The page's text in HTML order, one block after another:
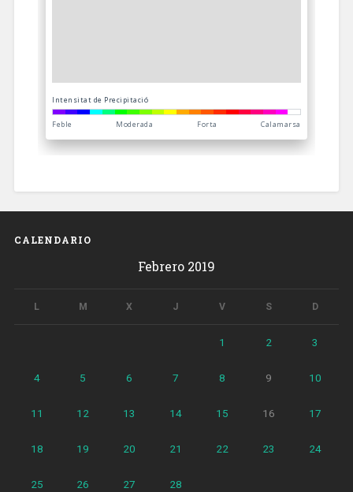
CALENDARIO
Febrero 2019
L M X J V S D
1 2 3
4 5 6 7 8 9 10
11 12 13 14 15 16 17
18 19 20 21 22 23 24
25 26 27 28